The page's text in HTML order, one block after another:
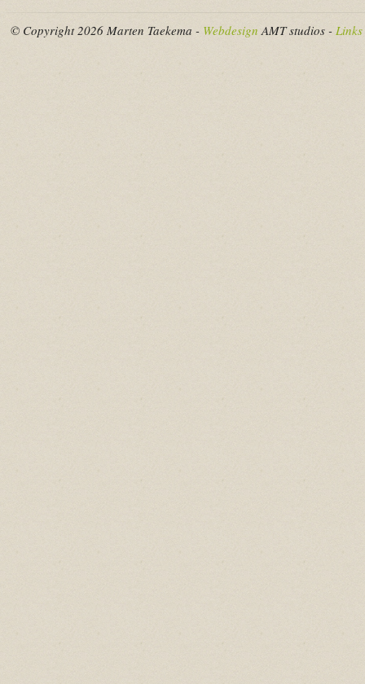
© Copyright 2026 Marten Taekema - Webdesign AMT studios - Links